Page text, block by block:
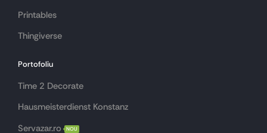
Printables
Thingiverse
Portofoliu
Time 2 Decorate
Hausmeisterdienst Konstanz
Servazar.ro
NOU